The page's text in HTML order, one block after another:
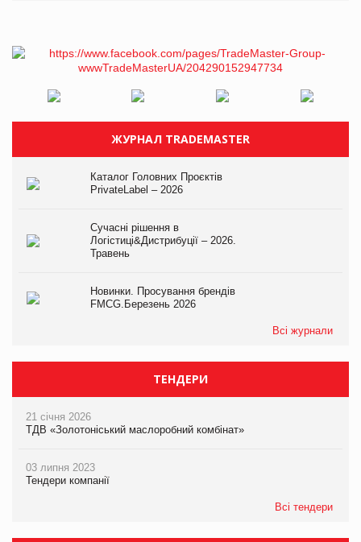
ЖУРНАЛ TRADEMASTER
Каталог Головних Проєктів
PrivateLabel – 2026
Сучасні рішення в
Логістиці&Дистрибуції – 2026.
Травень
Новинки. Просування брендів
FMCG.Березень 2026
Всі журнали
ТЕНДЕРИ
21 січня 2026
ТДВ «Золотоніський маслоробний комбінат»
03 липня 2023
Тендери компанії
Всі тендери